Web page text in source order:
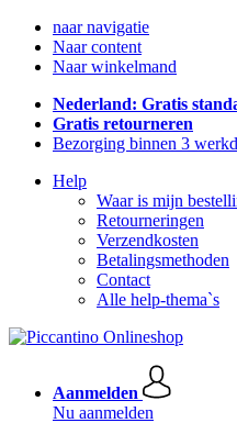
naar navigatie
Naar content
Naar winkelmand
Nederland: Gratis
Gratis retourneren
Bezorging binnen 3
Help
Waar is mijn
Retourneringen
Verzendkosten
Betalingsmethoden
Contact
Alle help-thema`s
Aanmelden
Nu aanmelden